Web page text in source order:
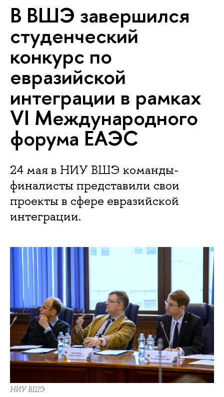
В ВШЭ завершился
студенческий
конкурс по
евразийской
интеграции в рамках
VI Международного
форума ЕАЭС
24 мая в НИУ ВШЭ команды-
финалисты представили свои
проекты в сфере евразийской
интеграции.
НИУ ВШЭ